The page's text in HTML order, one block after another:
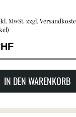
MwSt. zzgl.
)
IN DEN WARENKORB